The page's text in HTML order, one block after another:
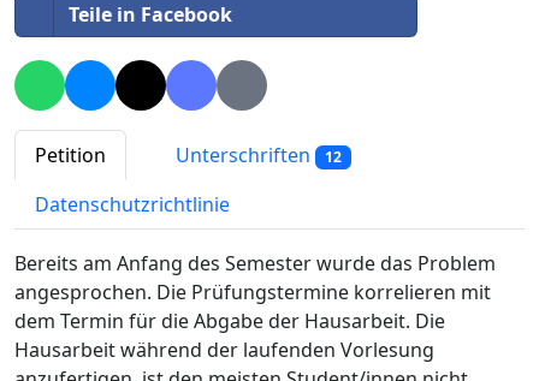
Teile in Facebook
Petition Unterschriften 12
Datenschutzrichtlinie
Bereits am Anfang des Semester wurde das Problem
angesprochen. Die Prüfungstermine korrelieren mit
dem Termin für die Abgabe der Hausarbeit. Die
Hausarbeit während der laufenden Vorlesung